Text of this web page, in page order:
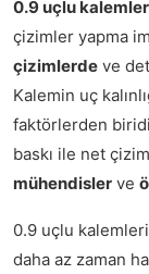
0.9 uçlu kalemler
çizimler yapma
çizimlerde ve
Kalemin uç
faktörlerden
baskı ile net
mühendisler ve
0.9 uçlu
daha az zaman